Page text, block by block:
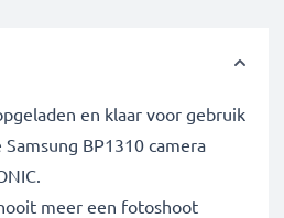
en klaar voor gebruik
BP1310 camera
meer een fotoshoot